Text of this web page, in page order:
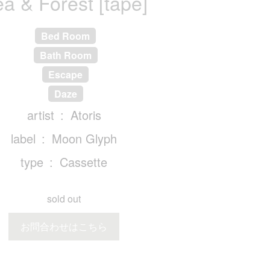
Bed Room
Bath Room
Escape
Daze
artist
Atoris
label
Moon Glyph
type
Cassette
sold out
お問合わせはこちら